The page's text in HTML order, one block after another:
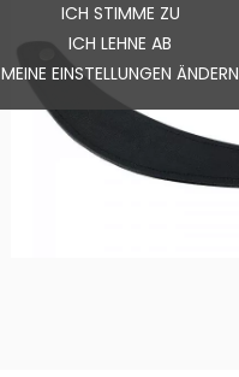
ICH STIMME ZU
ICH LEHNE AB
MEINE EINSTELLUNGEN ÄNDERN